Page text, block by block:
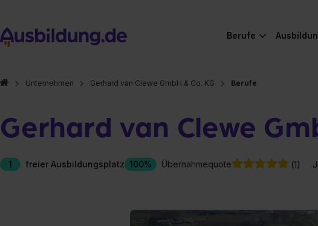
Berufe
Unternehmen Gerhard van Clewe GmbH & Co. KG Berufe
Gerhard van Clewe
1 freier Ausbildungsplatz 100% Übernahmequote (1)